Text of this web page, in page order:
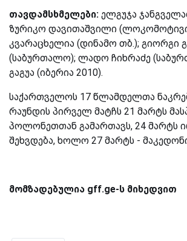
თავდამსხმელები: ელგუჯა
ზურიკო დავითაშვილი
კვარაცხელია (დინამო თბ.); გიორგი
(საბურთალო); ლადო ჩიხრაძე
გაგუა (იბერია 2010).
საქართველოს 17 წლამდელთა
რაუნდის პირველ მატჩს 21 მარტს
პოლონეთთან გამართავს, 24 მარტს
შეხვდება, ხოლო 27 მარტს -
მომზადებულია gff.ge-ს მიხედვით